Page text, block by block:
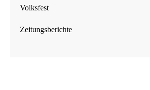
Volksfest
Zeitungsberichte